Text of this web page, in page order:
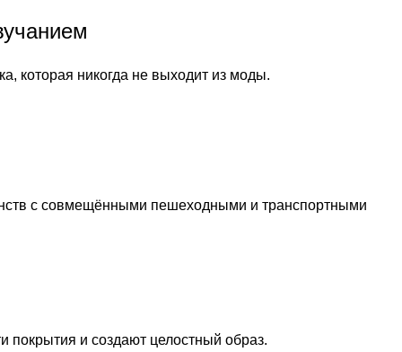
которая никогда не выходит из моды.
с совмещёнными пешеходными и транспортными
покрытия и создают целостный образ.